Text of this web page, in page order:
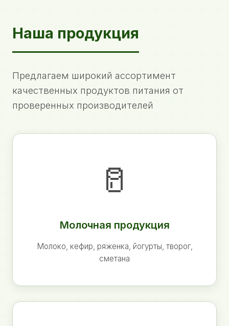
Наша продукция
Предлагаем широкий ассортимент
качественных продуктов питания от
проверенных производителей
🥛
Молочная продукция
Молоко, кефир, ряженка, йогурты, творог,
сметана